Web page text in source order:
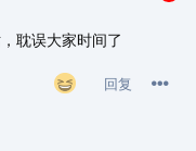
耽误大家时间了
回复